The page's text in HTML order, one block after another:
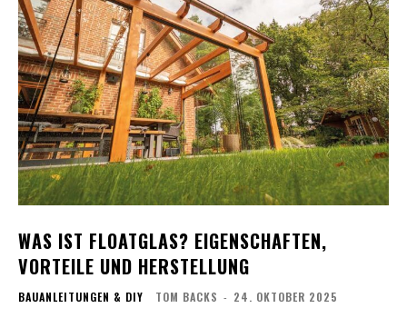
WAS IST FLOATGLAS? EIGENSCHAFTEN,
VORTEILE UND HERSTELLUNG
BAUANLEITUNGEN & DIY TOM BACKS - 24. OKTOBER 2025